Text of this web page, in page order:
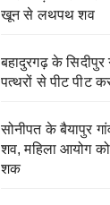
खून से लथपथ शव
बहादुरगढ़ के
पत्थरों से पीट पीट
सोनीपत के बैयापुर
शव, महिला आयोग
शक